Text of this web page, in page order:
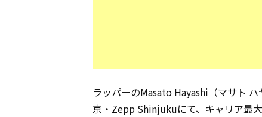
ラッパーのMasato Hayashi（マサト
京・Zepp Shinjukuにて、キャリア最